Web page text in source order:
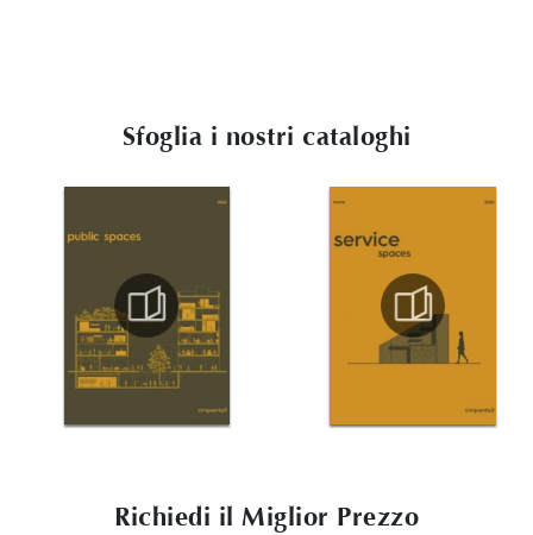
Sfoglia i nostri cataloghi
Richiedi il Miglior Prezzo